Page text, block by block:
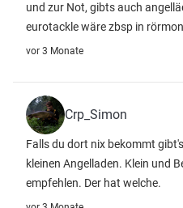
und zur Not, gibts auch
eurotackle wäre zbsp in
vor 3 Monate
Crp_Simon
Falls du dort nix bekommt
kleinen Angelladen. Klein und
empfehlen. Der hat welche.